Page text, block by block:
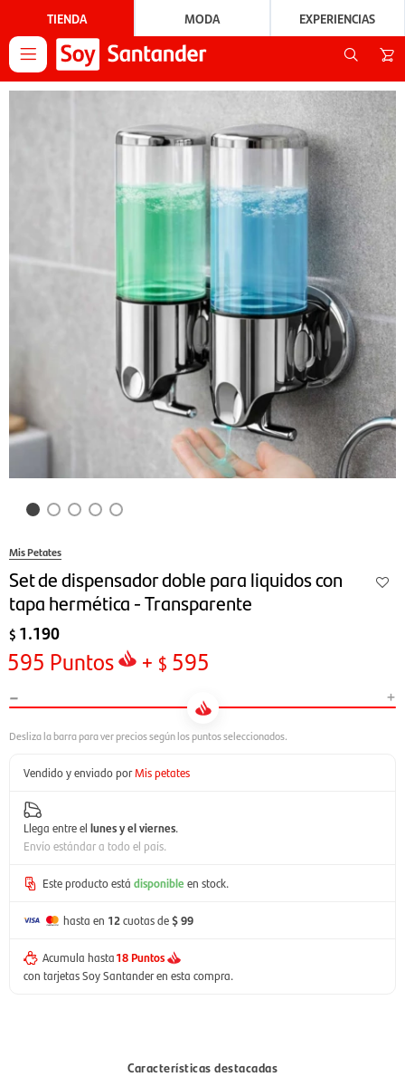
TIENDA MODA EXPERIENCIAS

Mis Petates
Set de dispensador doble para liquidos con
tapa hermética - Transparente
$ 1.190
595 Puntos + $ 595
- +
Vendido y enviado porMis petates
Llega entre el lunes y el viernes.
Envío estándar a todo el país.
Este producto está disponible en stock.
hasta en 12cuotas de$ 99
Acumula hasta18 Puntos
con tarjetas Soy Santander en esta compra.
Características destacadas